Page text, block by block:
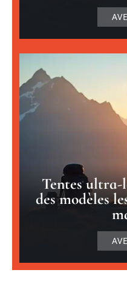
Tentes ultra-
des modèles